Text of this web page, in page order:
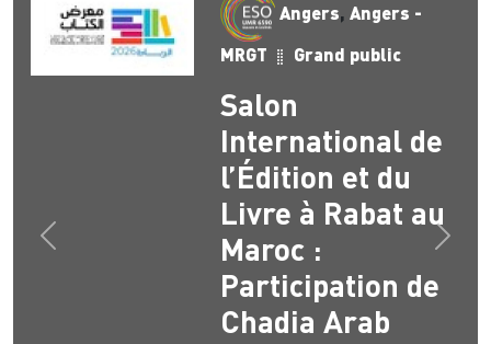
Angers,Angers -
MRGT Grand public
Salon
International de
l’Édition et du
Livre à Rabat au
Maroc :
Participation de
Chadia Arab
Précédent